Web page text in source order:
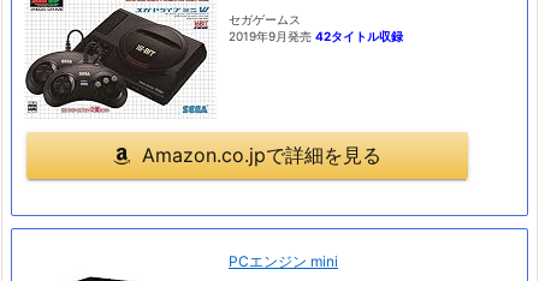
セガゲームス
2019年9月発売 42タイトル収録
Amazon.co.jpで詳細を見る
PCエンジン mini